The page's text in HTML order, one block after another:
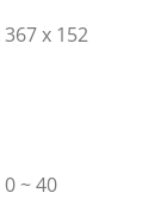
x 152
~ 40